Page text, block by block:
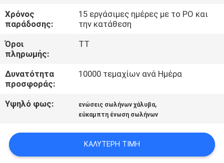
ΖΗΤΉΣΤΕ
ΠΡΟΣΦΟΡΆ
SITEMAP
ΑΠΟΡΡΉΤΟΥ
Χρόνος
παράδοσης:
15 εργάσιμες ημέρες με το PO και
την κατάθεση
Όροι
πληρωμής:
TT
Δυνατότητα
προσφοράς:
10000 τεμαχίων ανά Ημέρα
Υψηλό φως: ενώσεις σωλήνων χάλυβα,
εύκαμπτη ένωση σωλήνων
ΚΑΛΎΤΕΡΗ ΤΙΜΉ